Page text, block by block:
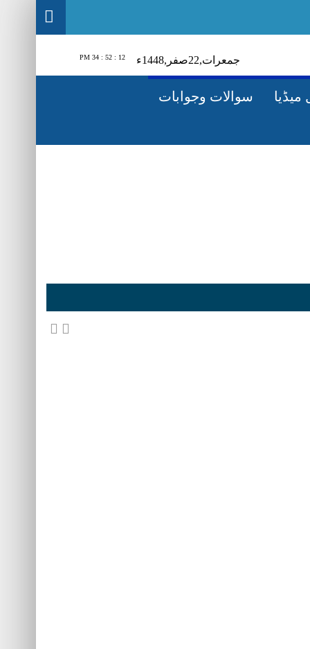
12 : 52 : 34 PM جمعرات‬‮, 22صفر‬, 1448ء
سوالات وجوابات